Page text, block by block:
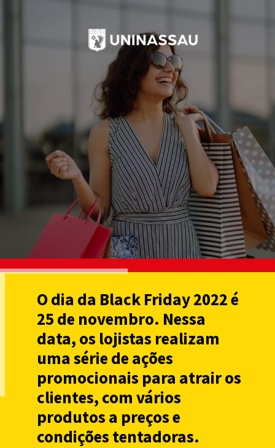
O dia da Black Friday 2022 é
25 de novembro. Nessa
data, os lojistas realizam
uma série de ações
promocionais para atrair os
clientes, com vários
produtos a preços e
condições tentadoras.